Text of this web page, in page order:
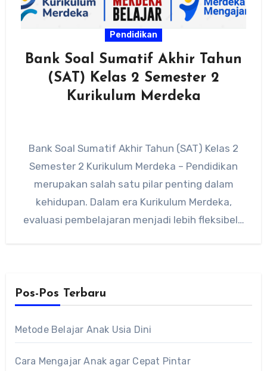
Pendidikan
Bank Soal Sumatif Akhir Tahun
(SAT) Kelas 2 Semester 2
Kurikulum Merdeka
Bank Soal Sumatif Akhir Tahun (SAT) Kelas 2
Semester 2 Kurikulum Merdeka – Pendidikan
merupakan salah satu pilar penting dalam
kehidupan. Dalam era Kurikulum Merdeka,
evaluasi pembelajaran menjadi lebih fleksibel…
Pos-Pos Terbaru
Metode Belajar Anak Usia Dini
Cara Mengajar Anak agar Cepat Pintar